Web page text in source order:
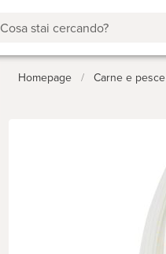
Cosa stai cercando?
Homepage / Carne e pesce